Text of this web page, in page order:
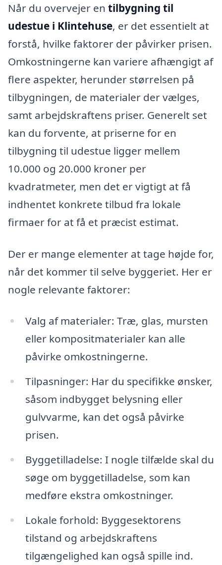
Når du overvejer en tilbygning til
udestue i Klintehuse, er det essentielt at
forstå, hvilke faktorer der påvirker prisen.
Omkostningerne kan variere afhængigt af
flere aspekter, herunder størrelsen på
tilbygningen, de materialer der vælges,
samt arbejdskraftens priser. Generelt set
kan du forvente, at priserne for en
tilbygning til udestue ligger mellem
10.000 og 20.000 kroner per
kvadratmeter, men det er vigtigt at få
indhentet konkrete tilbud fra lokale
firmaer for at få et præcist estimat.
Der er mange elementer at tage højde for,
når det kommer til selve byggeriet. Her er
nogle relevante faktorer:
Valg af materialer: Træ, glas, mursten
eller kompositmaterialer kan alle
påvirke omkostningerne.
Tilpasninger: Har du specifikke ønsker,
såsom indbygget belysning eller
gulvvarme, kan det også påvirke
prisen.
Byggetilladelse: I nogle tilfælde skal du
søge om byggetilladelse, som kan
medføre ekstra omkostninger.
Lokale forhold: Byggesektorens
tilstand og arbejdskraftens
tilgængelighed kan også spille ind.